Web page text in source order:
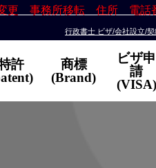
更 事務所移転 住所 電話
行政書士 ビザ/会社設立/契
許
商標
(Brand)
ビザ申
請
(VISA)